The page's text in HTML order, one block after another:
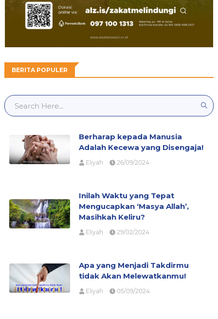
BERITA POPULER
Berharap kepada Manusia
Adalah Kecewa yang Disengaja!
Eliyah 26/09/2024
Inilah Waktu yang Tepat
Mengucapkan ‘Masya Allah’,
Masihkah Keliru?
Eliyah 29/02/2024
Apa yang Menjadi Takdirmu
tidak Akan Melewatkanmu!
Eliyah 05/09/2024